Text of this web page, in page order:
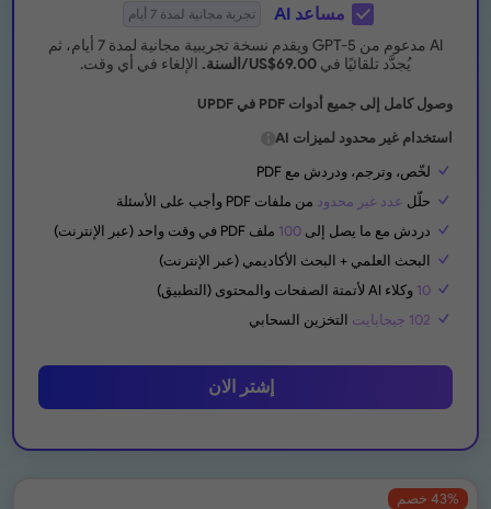
مساعد AI تجربة مجانية لمدة 7 أيام
AI مدعوم من GPT-5 ويقدم نسخة تجريبية مجانية لمدة 7 أيام، ثم
يُجدَّد تلقائيًا في
US$69.00 /السنة. الإلغاء في أي وقت.
وصول كامل إلى جميع أدوات PDF في UPDF
استخدام غير محدود لميزات AI
لخّص، وترجم، ودردش مع PDF
حلّل عدد غير محدود من ملفات PDF وأجب على الأسئلة
دردش مع ما يصل إلى100 ملف PDF في وقت واحد (عبر الإنترنت)
البحث العلمي + البحث الأكاديمي (عبر الإنترنت)
10 وكلاء AI لأتمتة الصفحات والمحتوى (التطبيق)
102 جيجابايت
التخزين السحابي
إشتر الان
43% خصم